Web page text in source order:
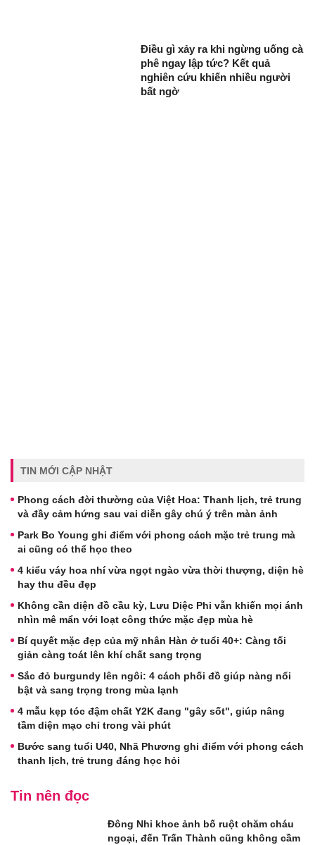
Điều gì xảy ra khi ngừng uống cà
phê ngay lập tức? Kết quả
nghiên cứu khiến nhiều người
bất ngờ
TIN MỚI CẬP NHẬT
Phong cách đời thường của Việt Hoa: Thanh lịch, trẻ trung
và đầy cảm hứng sau vai diễn gây chú ý trên màn ảnh
Park Bo Young ghi điểm với phong cách mặc trẻ trung mà
ai cũng có thể học theo
4 kiểu váy hoa nhí vừa ngọt ngào vừa thời thượng, diện hè
hay thu đều đẹp
Không cần diện đồ cầu kỳ, Lưu Diệc Phi vẫn khiến mọi ánh
nhìn mê mẩn với loạt công thức mặc đẹp mùa hè
Bí quyết mặc đẹp của mỹ nhân Hàn ở tuổi 40+: Càng tối
giản càng toát lên khí chất sang trọng
Sắc đỏ burgundy lên ngôi: 4 cách phối đồ giúp nàng nổi
bật và sang trọng trong mùa lạnh
4 mẫu kẹp tóc đậm chất Y2K đang "gây sốt", giúp nâng
tầm diện mạo chỉ trong vài phút
Bước sang tuổi U40, Nhã Phương ghi điểm với phong cách
thanh lịch, trẻ trung đáng học hỏi
Tin nên đọc
Đông Nhi khoe ảnh bố ruột chăm cháu
ngoại, đến Trấn Thành cũng không cầm